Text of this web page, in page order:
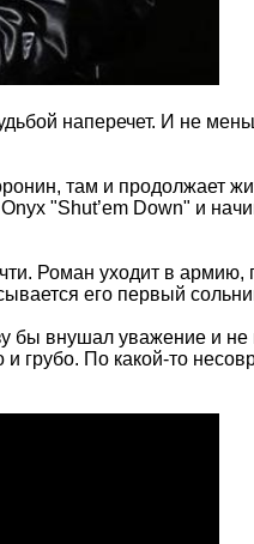
наперечет. И не
там и продолжает
"Shut’em Down" и
Роман уходит в
его первый
внушал уважение и
По какой-то